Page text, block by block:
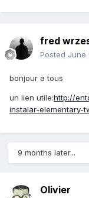
fred
Posted June
bonjour a tous
un lien utile:http://
instalar-elementary-
9 months later...
Olivier